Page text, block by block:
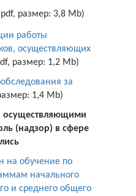
размер: 3,8 Mb)
работы
осуществляющих
размер: 1,2 Mb)
за
1,4 Mb)
осуществляющими
(надзор) в сфере
на обучение по
начального
и среднего общего